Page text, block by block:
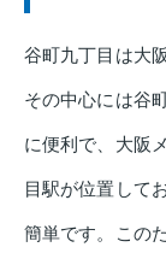
谷町九丁目は大
その中心には谷
に便利で、大阪
目駅が位置して
簡単です。この